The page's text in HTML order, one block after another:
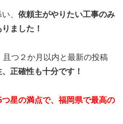
、 依頼主がやりたい工事のみ
ました！
且つ２か月以内と最新の投稿
正確性も十分です！
星の満点で、福岡県で最高の